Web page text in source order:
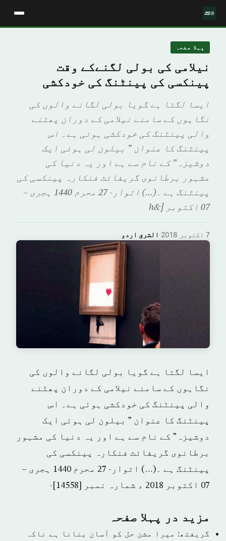
پہلا صفحہ
نیلامی کی بولی لگنےکے وقت
پینکسی کی پینٹنگ کی خودکشی
ایسا لگتا ہے گویا بولی لگانے والوں کی
نگاہوں کے سامنے نیلامی کے دوران پھٹنے
والی پینٹنگ کی خودکشی ہوئی ہے۔ اس
پینٹنگ کا عنوان ” بیلون لی ہوئی ایک
دوشیزہ” کے نام سے ہے اور یہ دنیا کی
مشہور برطانوی گریفائٹ فنکارہ پینکسی کی
پینٹنگ ہے ۔(…) اتوار- 27 محرم 1440 ہجری –
07 اکتوبر [&h
الشرق اردو · 7 اکتوبر 2018
ایسا لگتا ہے گویا بولی لگانے والوں کی
نگاہوں کے سامنے نیلامی کے دوران پھٹنے
والی پینٹنگ کی خودکشی ہوئی ہے۔ اس
پینٹنگ کا عنوان ” بیلون لی ہوئی ایک
دوشیزہ” کے نام سے ہے اور یہ دنیا کی مشہور
برطانوی گریفائٹ فنکارہ پینکسی کی
پینٹنگ ہے ۔(…) اتوار- 27 محرم 1440 ہجری –
07 اکتوبر 2018 ء شمارہ نمبر [14558]-
مزید در پہلا صفحہ
گریفتھ: میرا مشن حل کو آسان بنانا ہے ناکہ